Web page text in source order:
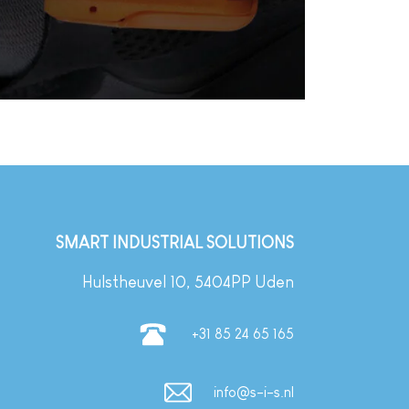
SMART INDUSTRIAL SOLUTIONS
Hulstheuvel 10, 5404PP Uden
+31 85 24 65 165
info@s-i-s.nl